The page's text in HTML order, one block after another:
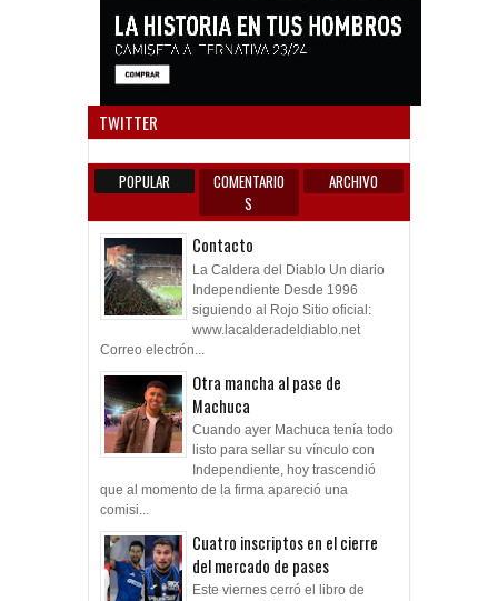
TWITTER
POPULAR
COMENTARIO
S
ARCHIVO
Contacto
La Caldera del Diablo Un diario
Independiente Desde 1996
siguiendo al Rojo Sitio oficial:
www.lacalderadeldiablo.net
Correo electrón...
Otra mancha al pase de
Machuca
Cuando ayer Machuca tenía todo
listo para sellar su vínculo con
Independiente, hoy trascendió
que al momento de la firma apareció una
comisi...
Cuatro inscriptos en el cierre
del mercado de pases
Este viernes cerró el libro de